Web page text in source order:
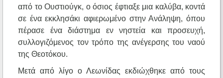
από το Ουστιούγκ, ο όσιος έφτιαξε μια καλύβα, κοντά
σε ένα εκκλησάκι αφιερωμένο στην Ανάληψη, όπου
πέρασε ένα διάστημα εν νηστεία και προσευχή,
συλλογιζόμενος τον τρόπο της ανέγερσης του ναού
της Θεοτόκου.
Μετά από λίγο ο Λεωνίδας εκδιώχθηκε από τους